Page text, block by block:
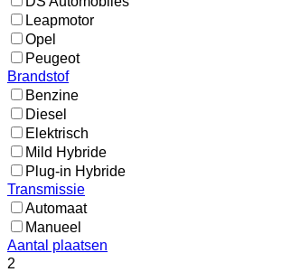
Leapmotor
Opel
Peugeot
Brandstof
Benzine
Diesel
Elektrisch
Mild Hybride
Plug-in Hybride
Transmissie
Automaat
Manueel
Aantal plaatsen
2